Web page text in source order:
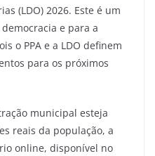
(LDO) 2026. Este é um
e para a
o PPA e a LDO definem
para os próximos
municipal esteja
reais da população, a
online, disponível no